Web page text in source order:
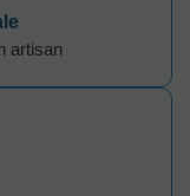
artisan